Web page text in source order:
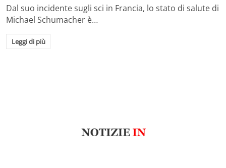
Dal suo incidente sugli sci in Francia, lo stato di salute di
Michael Schumacher è…
Leggi di più